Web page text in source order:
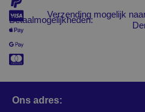
Betaalmogelijkheden:
Verzending mogelijk
Ons adres: